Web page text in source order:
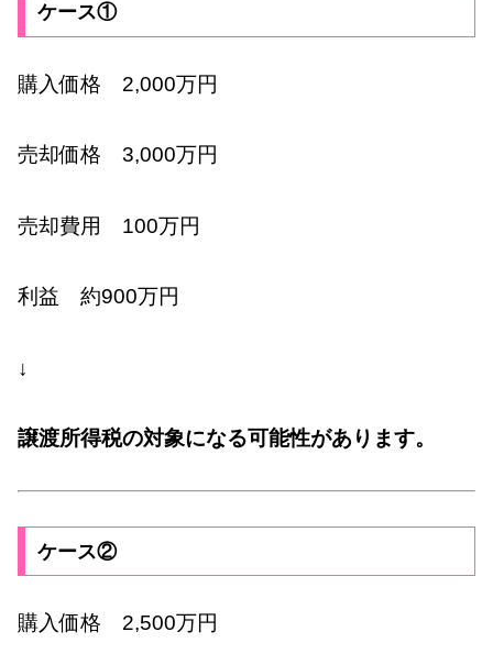
ケース①
購入価格 2,000万円
売却価格 3,000万円
売却費用 100万円
利益 約900万円
↓
譲渡所得税の対象になる可能性があります。
ケース②
購入価格 2,500万円